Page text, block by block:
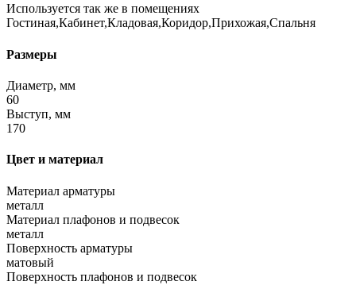
Используется так же в помещениях
Гостиная,Кабинет,Кладовая,Коридор,Прихожая,Спальня
Размеры
Диаметр, мм
60
Выступ, мм
170
Цвет и материал
Материал арматуры
металл
Материал плафонов и подвесок
металл
Поверхность арматуры
матовый
Поверхность плафонов и подвесок